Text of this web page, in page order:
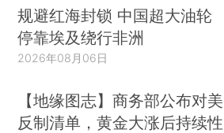
规避红海封锁 中国超大油轮
停靠埃及绕行非洲
2026年08月06日
【地缘图志】商务部公布对美
反制清单，黄金大涨后持续性